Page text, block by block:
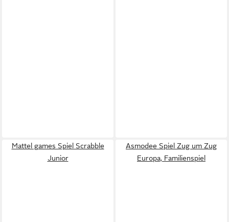
Mattel games Spiel Scrabble
Junior
Asmodee Spiel Zug um Zug
Europa, Familienspiel